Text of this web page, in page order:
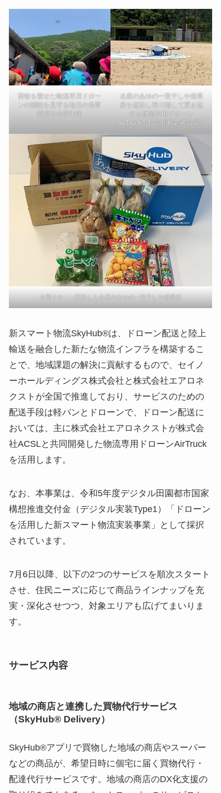
荷物を載せた物流専用ドロー
ンの離陸を見守る地元の保育
園児や小学生達
名産のあゆの一夜干しや備長
炭を配送し切り離して置き配
する物流専用ドローン
AirTruck（日高川町若者広場）
今回ドローン配送した名産のあゆの一夜干しや備長炭
新スマート物流SkyHub®は、ドローン配送と陸上
輸送を融合した新たな物流インフラを構築するこ
とで、地域課題の解決に貢献するもので、セイノ
ーホールディングス株式会社と株式会社エアロネ
クストが全国で推進しており、サービスのための
配送手段は軽バンとドローンで、ドローン配送に
おいては、主に株式会社エアロネクストが株式会
社ACSLと共同開発した物流専用ドローンAirTruck
を活用します。
なお、本事業は、令和5年度デジタル田園都市国家
構想推進交付金（デジタル実装Type1）「ドローン
を活用した新スマート物流実装事業」として採択
されています。
7月6日以降、以下の2つのサービスを順次スタート
させ、住民ニーズに応じて商品ラインナップを充
実・深化させつつ、対象エリアも広げてまいりま
す。
サービス内容
地域の商店と連携した買物代行サービス
（SkyHub® Delivery）
SkyHub®アプリで買物した地域の商店やスーパー
などの商品が、希望日時に個宅に届く買物代行・
配達代行サービスです。地域の商店のDX化支援の